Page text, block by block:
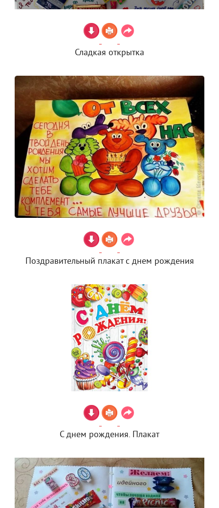
Сладкая открытка
Поздравительный плакат с днем рождения
С днем рождения. Плакат